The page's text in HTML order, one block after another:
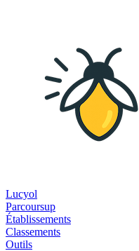
Lucyol
Parcoursup
Établissements
Classements
Outils